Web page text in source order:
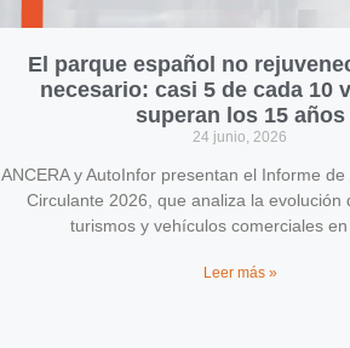
El parque español no
necesario: casi 5 de cada 10
superan los 15 años
24 junio, 2026
ANCERA y AutoInfor presentan el Informe
Circulante 2026, que analiza la evolución
turismos y vehículos comerciales
Leer más »